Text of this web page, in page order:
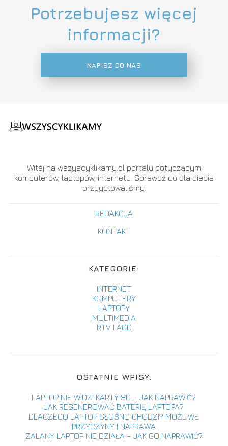
Potrzebujesz więcej
informacji?
NAPISZ DO NAS
Witaj na wszyscyklikamy.pl portalu dotyczącym
komputerów, laptopów, internetu. Sprawdź co dla ciebie
przygotowaliśmy.
REDAKCJA
KONTAKT
KATEGORIE:
INTERNET
KOMPUTERY
LAPTOPY
MULTIMEDIA
RTV I AGD
OSTATNIE WPISY:
LAPTOP NIE WIDZI KARTY SD – JAK NAPRAWIĆ?
JAK REGENEROWAĆ BATERIĘ LAPTOPA?
DLACZEGO LAPTOP GŁOŚNO CHODZI? MOŻLIWE
PRZYCZYNY I NAPRAWA
ZALANY LAPTOP NIE DZIAŁA – JAK GO NAPRAWIĆ?